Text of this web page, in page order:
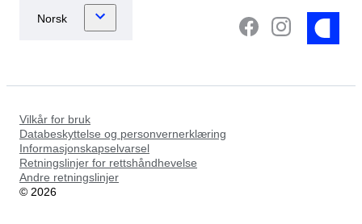
Vilkår for bruk
Databeskyttelse og personvernerklæring
Informasjonskapselvarsel
Retningslinjer for rettshåndhevelse
Andre retningslinjer
© 2026